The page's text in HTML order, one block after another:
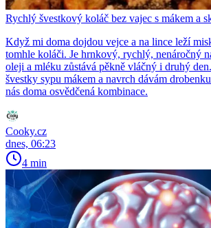
Rychlý švestkový koláč bez vajec s mákem a
Když mi doma dojdou vejce a na lince leží
tomhle koláči. Je hrnkový, rychlý, nenáročný
oleji a mléku zůstává pěkně vláčný i druhý
švestky sypu mákem a navrch dávám
nás doma osvědčená kombinace.
Cooky.cz
dnes, 06:23
4 min